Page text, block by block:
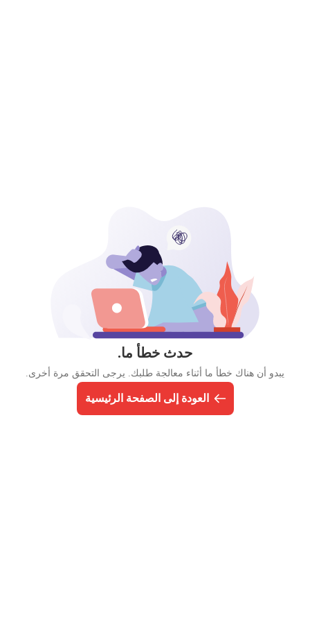
حدث خطأ ما.
يبدو أن هناك خطأ ما أثناء معالجة طلبك. يرجى التحقق مرة أخرى.
العودة إلى الصفحة الرئيسية